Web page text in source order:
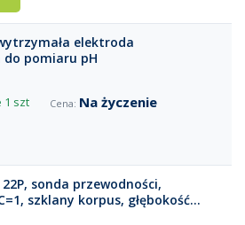
wytrzymała elektroda
pomiaru pH
1 szt
Na życzenie
22P, sonda przewodności,
szklany korpus, głębokość
PT1000, kabel 1 m BNC +